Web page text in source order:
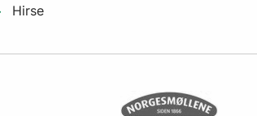
Hirse